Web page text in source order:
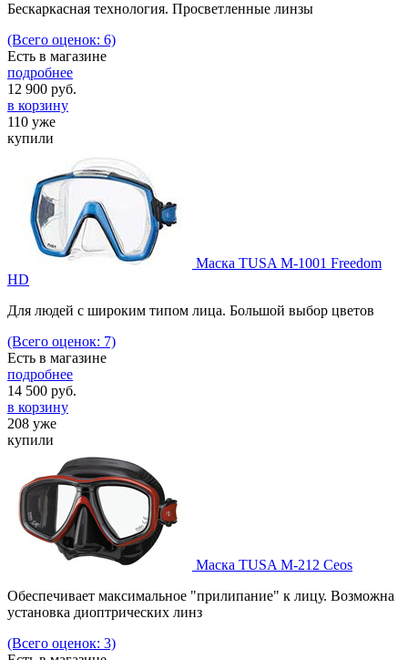
Бескаркасная технология. Просветленные линзы
(Всего оценок: 6)
Есть в магазине
подробнее
12 900 руб.
в корзину
110 уже
купили
Маска TUSA M-1001 Freedom
HD
Для людей с широким типом лица. Большой выбор цветов
(Всего оценок: 7)
Есть в магазине
подробнее
14 500 руб.
в корзину
208 уже
купили
Маска TUSA M-212 Ceos
Обеспечивает максимальное "прилипание" к лицу. Возможна
установка диоптрических линз
(Всего оценок: 3)